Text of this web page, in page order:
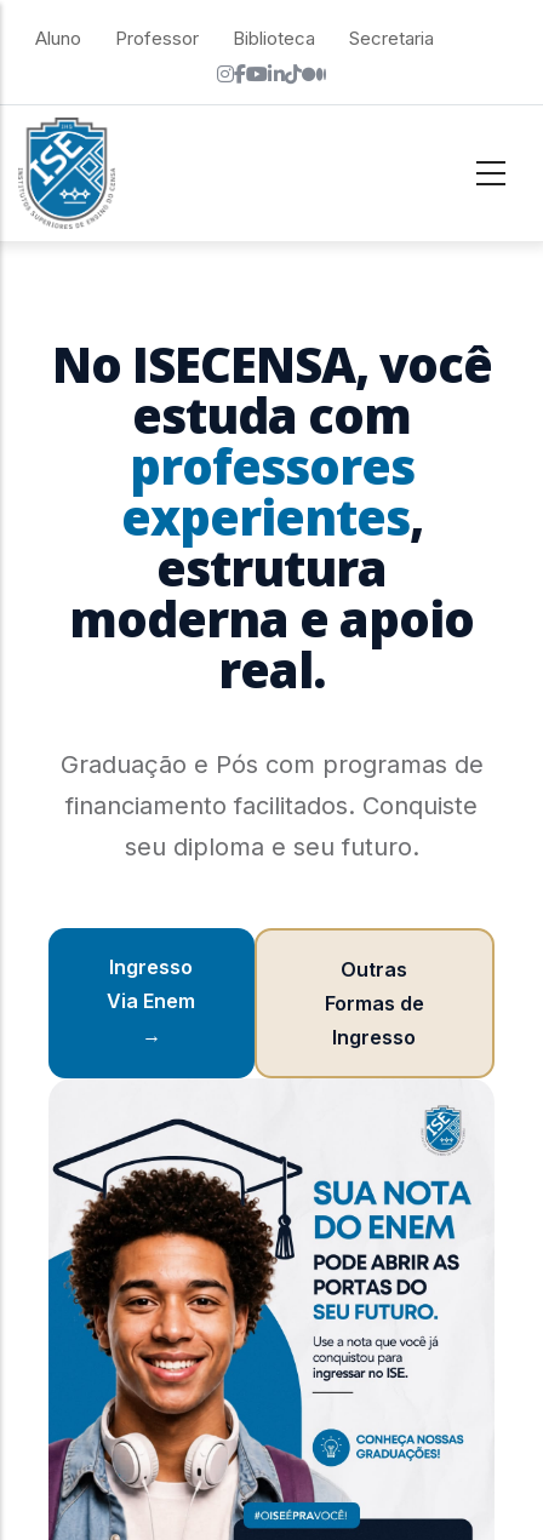
top menu
Aluno Professor Biblioteca Secretaria
No ISECENSA, você
estuda com
professores
experientes,
estrutura
moderna e apoio
real.
Graduação e Pós com programas de
financiamento facilitados. Conquiste
seu diploma e seu futuro.
Ingresso
Via Enem
→
Outras
Formas de
Ingresso